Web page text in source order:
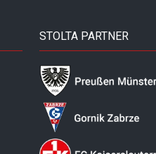
STOLTA PARTNER